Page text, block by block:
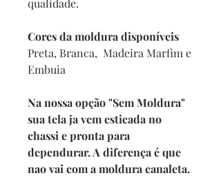
Cores da moldura disponíveis
Preta, Branca, Madeira Marfim e
Embuia
Na nossa opção "Sem Moldura"
sua tela ja vem esticada no
chassi e pronta para
dependurar. A diferença é que
nao vai com a moldura canaleta.